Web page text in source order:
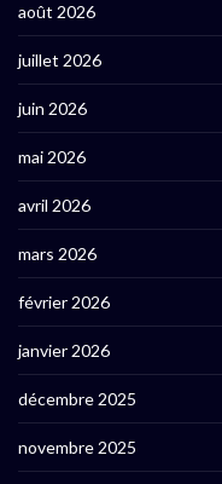
août 2026
juillet 2026
juin 2026
mai 2026
avril 2026
mars 2026
février 2026
janvier 2026
décembre 2025
novembre 2025